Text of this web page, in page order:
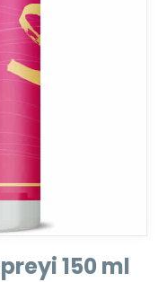
150 ml